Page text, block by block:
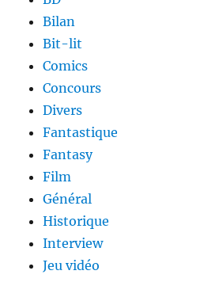
Bilan
Bit-lit
Comics
Concours
Divers
Fantastique
Fantasy
Film
Général
Historique
Interview
Jeu vidéo